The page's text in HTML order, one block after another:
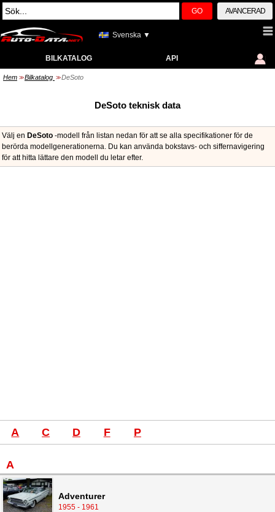
GO AVANCERAD
Svenska ▼
BILKATALOG API
Hem >> Bilkatalog >> DeSoto
DeSoto teknisk data
Välj en DeSoto -modell från listan nedan för att se alla specifikationer för de
berörda modellgenerationerna. Du kan använda bokstavs- och siffernavigering
för att hitta lättare den modell du letar efter.
A C D F P
A
Adventurer
1955 - 1961